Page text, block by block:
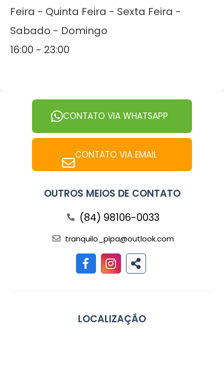
Feira - Quinta Feira - Sexta Feira -
Sabado - Domingo
16:00 - 23:00
CONTATO VIA WHATSAPP
CONTATO VIA EMAIL
OUTROS MEIOS DE CONTATO
(84) 98106-0033
tranquilo_pipa@outlook.com
LOCALIZAÇÃO